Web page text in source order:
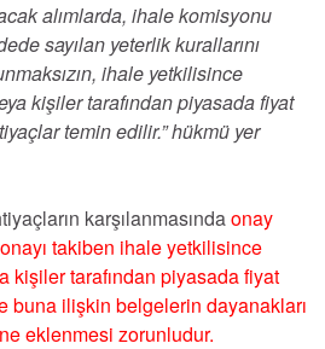
alımlarda, ihale komisyonu
sayılan yeterlik kurallarını
ihale yetkilisince
kişiler tarafından piyasada fiyat
temin edilir.” hükmü yer
karşılanmasındaonay
onayı takiben ihale yetkilisince
kişiler tarafından piyasada fiyat
buna ilişkin belgelerin dayanakları
eklenmesi zorunludur.